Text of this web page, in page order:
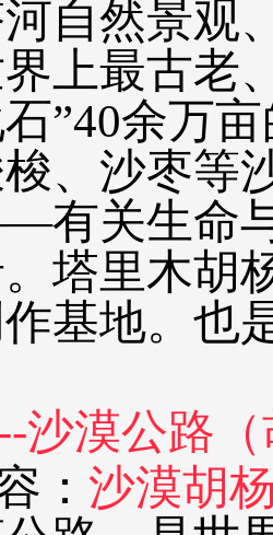
自然景观
上最古老
”40余万
、沙枣等
有关生命
塔里木胡
基地。也
沙漠公路
： 沙漠胡